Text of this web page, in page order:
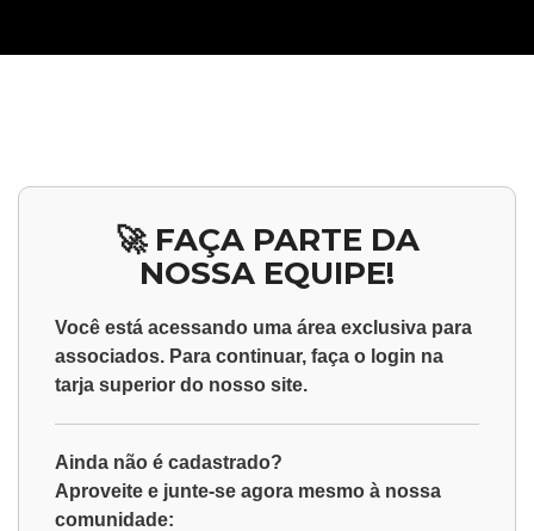
🚀 FAÇA PARTE DA
NOSSA EQUIPE!
Você está acessando uma área exclusiva para
associados. Para continuar, faça o login na
tarja superior do nosso site.
Ainda não é cadastrado?
Aproveite e junte-se agora mesmo à nossa
comunidade: